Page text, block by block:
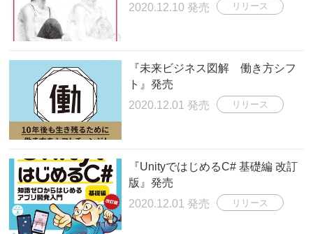
2020.12.10 発売
リリース
『未来ビジネス図解 働き方シフ
ト』発売
2020.12.01 発売
リリース
『UnityではじめるC# 基礎編 改訂
版』発売
2020.12.01 発売
リリース